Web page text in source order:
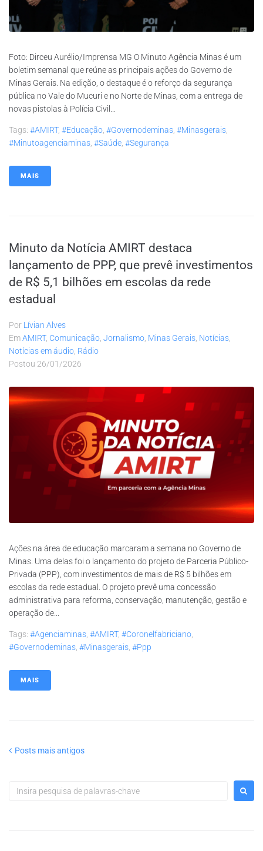
Foto: Dirceu Aurélio/Imprensa MG O Minuto Agência Minas é um
boletim semanal que reúne as principais ações do Governo de
Minas Gerais. Na edição, o destaque é o reforço da segurança
pública no Vale do Mucuri e no Norte de Minas, com a entrega de
novas pistolas à Polícia Civil...
Tags: #AMIRT, #educação #governodeminas #minasgerais
#minutoagenciaminas #saúde #segurança
MAIS
Minuto da Notícia AMIRT destaca
lançamento de PPP, que prevê investimentos
de R$ 5,1 bilhões em escolas da rede
estadual
Por Lívian Alves
EmAMIRT, Comunicação Jornalismo Minas Gerais Notícias
Notícias em áudio Rádio
Postou 26/01/2026
Ações na área de educação marcaram a semana no Governo de
Minas. Uma delas foi o lançamento do projeto de Parceria Público-
Privada (PPP), com investimentos de mais de R$ 5 bilhões em
escolas da rede estadual. O projeto prevê uma concessão
administrativa para reforma, conservação, manutenção, gestão e
operação de...
Tags: #agenciaminas, #AMIRT, #coronelfabriciano,
#governodeminas, #minasgerais, #ppp
MAIS
Posts mais antigos